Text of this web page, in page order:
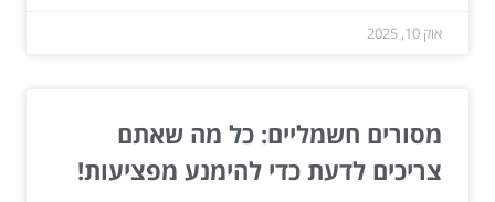
אוק 10, 2025
מסורים חשמליים: כל מה שאתם
צריכים לדעת כדי להימנע מפציעות!